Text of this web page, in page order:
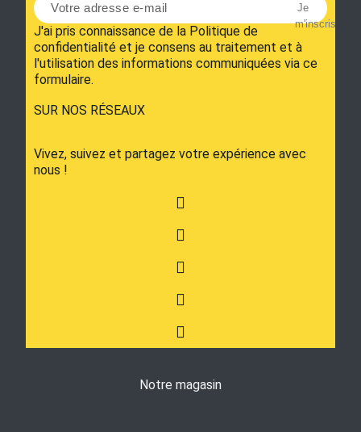
Je
m'inscris
J'ai pris connaissance de la Politique de
confidentialité et je consens au traitement et à
l'utilisation des informations communiquées via ce
formulaire.
SUR NOS RÉSEAUX
Vivez, suivez et partagez votre expérience avec
nous !
Notre magasin